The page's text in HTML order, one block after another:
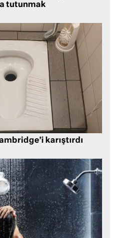
tutunmak
karıştırdı